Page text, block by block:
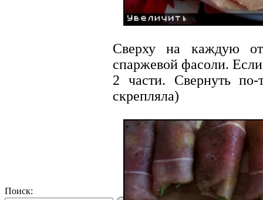
Поиск:
Сверху на каждую
спаржевой фасоли. Если
2 части. Свернуть
скрепляла)